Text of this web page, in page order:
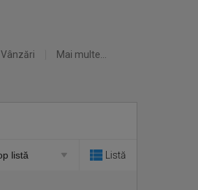
Vânzări Mai multe...
Listă